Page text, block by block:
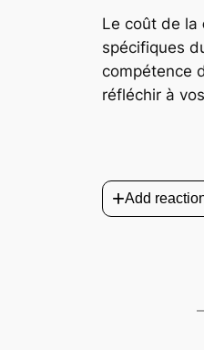
Le coût de la
spécifiques
compétence
réfléchir à
+Add